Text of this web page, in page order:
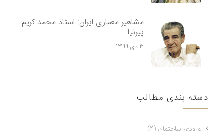
مشاهیر معماری ایران: استاد محمد کریم
پیرنیا
3 دی 1399
دسته بندی مطالب